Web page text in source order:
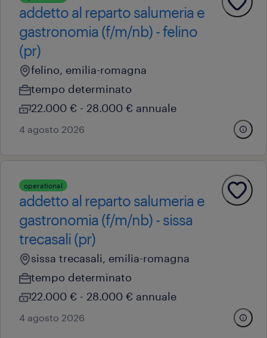
addetto al reparto salumeria e
gastronomia (f/m/nb) - felino
(pr)
felino, emilia-romagna
tempo determinato
22.000 € - 28.000 € annuale
4 agosto 2026
operational
addetto al reparto salumeria e
gastronomia (f/m/nb) - sissa
trecasali (pr)
sissa trecasali, emilia-romagna
tempo determinato
22.000 € - 28.000 € annuale
4 agosto 2026